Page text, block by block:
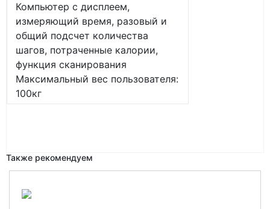
Компьютер с дисплеем,
измеряющий время, разовый и
общий подсчет количества
шагов, потраченные калории,
функция сканирования
Максимальный вес пользователя:
100кг
Также рекомендуем